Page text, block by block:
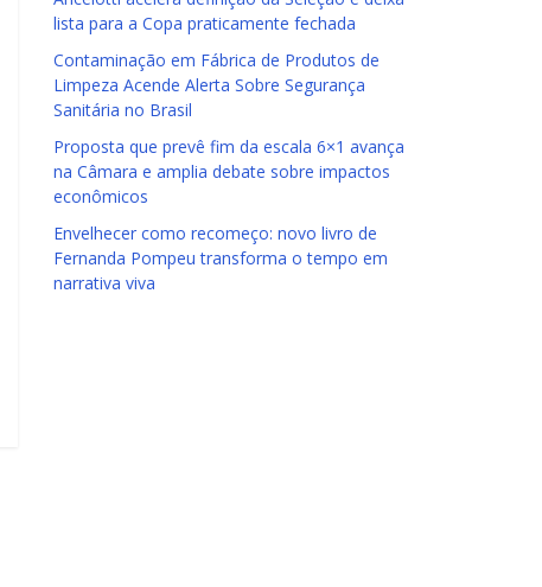
lista para a Copa praticamente fechada
Contaminação em Fábrica de Produtos de
Limpeza Acende Alerta Sobre Segurança
Sanitária no Brasil
Proposta que prevê fim da escala 6×1 avança
na Câmara e amplia debate sobre impactos
econômicos
Envelhecer como recomeço: novo livro de
Fernanda Pompeu transforma o tempo em
narrativa viva